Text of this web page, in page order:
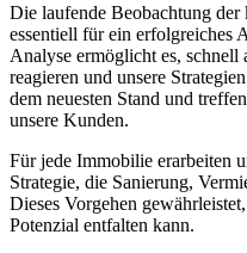
Die laufende Beobachtung
essentiell für ein erfolgreiches
Analyse ermöglicht es,
reagieren und unsere
dem neuesten Stand und
unsere Kunden.
Für jede Immobilie erarbeiten
Strategie, die Sanierung,
Dieses Vorgehen
Potenzial entfalten kann.